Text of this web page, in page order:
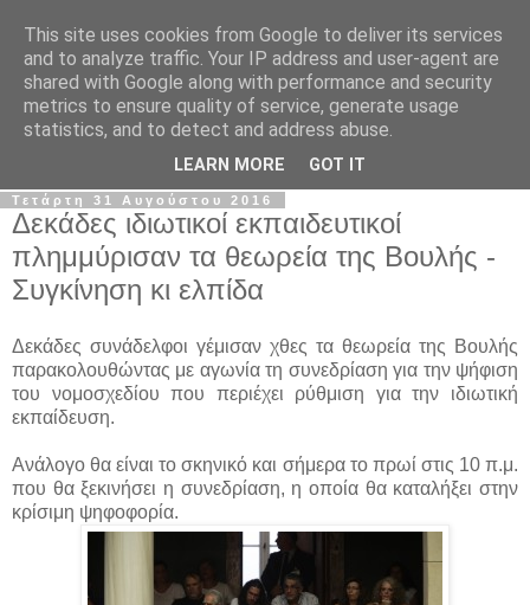
Σ.Ι.Ε.Λ.Β.Ε.
Ο επίσημος ιστότοπος του Συλλόγου Ιδιωτικών
Εκπαιδευτικών Λειτουργών Βόρειας Ελλάδας
Τετάρτη 31 Αυγούστου 2016
Δεκάδες ιδιωτικοί εκπαιδευτικοί
πλημμύρισαν τα θεωρεία της Βουλής -
Συγκίνηση κι ελπίδα
Δεκάδες συνάδελφοι γέμισαν χθες τα θεωρεία της Βουλής
παρακολουθώντας με αγωνία τη συνεδρίαση για την ψήφιση
του νομοσχεδίου που περιέχει ρύθμιση για την ιδιωτική
εκπαίδευση.
Ανάλογο θα είναι το σκηνικό και σήμερα το πρωί στις 10 π.μ.
που θα ξεκινήσει η συνεδρίαση, η οποία θα καταλήξει στην
κρίσιμη ψηφοφορία.
This site uses cookies from Google to deliver its services
and to analyze traffic. Your IP address and user-agent are
shared with Google along with performance and security
metrics to ensure quality of service, generate usage
statistics, and to detect and address abuse.
LEARN MORE GOT IT